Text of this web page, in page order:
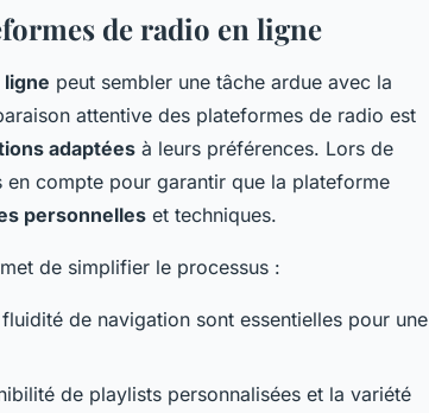
de radio en ligne
peut sembler une tâche ardue avec la
attentive des plateformes de radio est
adaptées à leurs préférences. Lors de
en compte pour garantir que la plateforme
personnelles et techniques.
de simplifier le processus :
de navigation sont essentielles pour une
de playlists personnalisées et la variété